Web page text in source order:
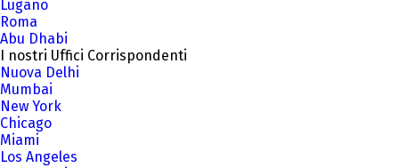
Lugano
Roma
Abu Dhabi
I nostri Uffici Corrispondenti
Nuova Delhi
Mumbai
New York
Chicago
Miami
Los Angeles